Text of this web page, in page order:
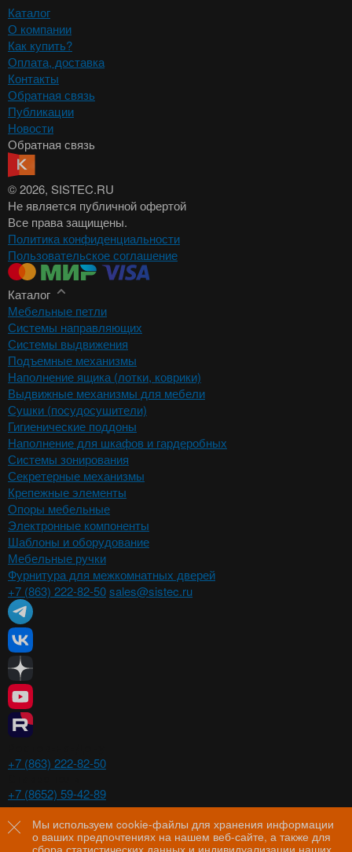
Мы используем cookie-файлы для хранения информации
о ваших предпочтениях на нашем веб-сайте, а также для
сбора статистических данных и индивидуализации наших
Каталог
О компании
Как купить?
Оплата, доставка
Контакты
Обратная связь
Публикации
Новости
Обратная связь
© 2026, SISTEC.RU
Не является публичной офертой
Все права защищены.
Политика конфиденциальности
Пользовательское соглашение
Каталог
Мебельные петли
Системы направляющих
Системы выдвижения
Подъемные механизмы
Наполнение ящика (лотки, коврики)
Выдвижные механизмы для мебели
Сушки (посудосушители)
Гигиенические поддоны
Наполнение для шкафов и гардеробных
Системы зонирования
Секретерные механизмы
Крепежные элементы
Опоры мебельные
Электронные компоненты
Шаблоны и оборудование
Мебельные ручки
Фурнитура для межкомнатных дверей
+7 (863) 222-82-50sales@sistec.ru
+7 (863) 222-82-50
+7 (8652) 59-42-89
Волгоград
+7 (8442) 29-00-21
Пятигорск